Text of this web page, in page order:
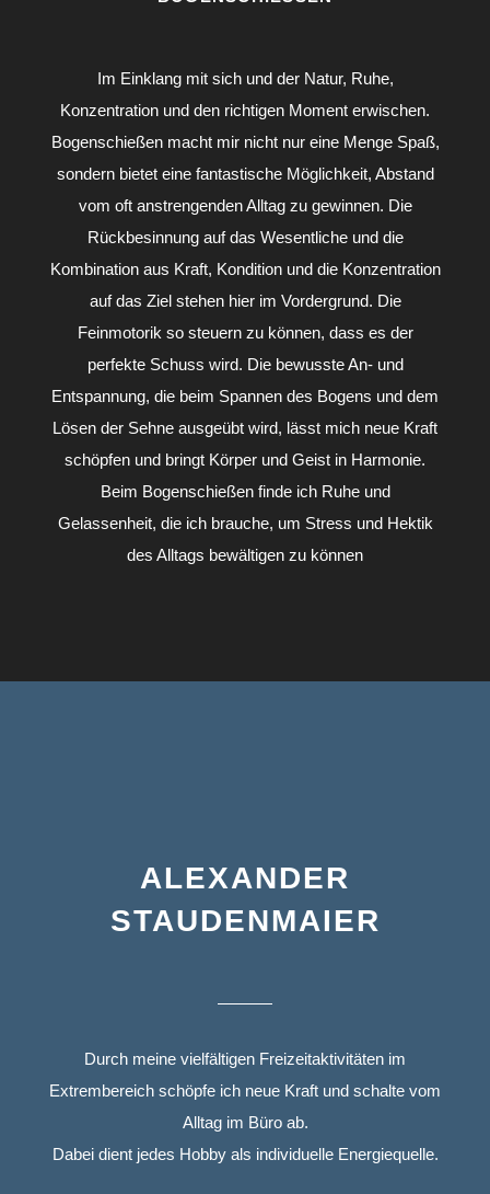
Im Einklang mit sich und der Natur, Ruhe,
Konzentration und den richtigen Moment erwischen.
Bogenschießen macht mir nicht nur eine Menge Spaß,
sondern bietet eine fantastische Möglichkeit, Abstand
vom oft anstrengenden Alltag zu gewinnen. Die
Rückbesinnung auf das Wesentliche und die
Kombination aus Kraft, Kondition und die Konzentration
auf das Ziel stehen hier im Vordergrund. Die
Feinmotorik so steuern zu können, dass es der
perfekte Schuss wird. Die bewusste An- und
Entspannung, die beim Spannen des Bogens und dem
Lösen der Sehne ausgeübt wird, lässt mich neue Kraft
schöpfen und bringt Körper und Geist in Harmonie.
Beim Bogenschießen finde ich Ruhe und
Gelassenheit, die ich brauche, um Stress und Hektik
des Alltags bewältigen zu können
ALEXANDER
STAUDENMAIER
Durch meine vielfältigen Freizeitaktivitäten im
Extrembereich schöpfe ich neue Kraft und schalte vom
Alltag im Büro ab.
Dabei dient jedes Hobby als individuelle Energiequelle.